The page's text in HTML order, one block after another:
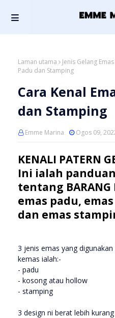
Laman utama Jenis Gelang
Padu dan Stamping
Cara Kenal
dan Stamping
Emme Marina Ogos 09,
KENALI PATERN
Ini ialah
tentang BARANG
emas padu,
dan emas
3 jenis emas yang
kemas ialah:-
- padu
- kosong atau hollow
- stamping
3 design ni berat lebih